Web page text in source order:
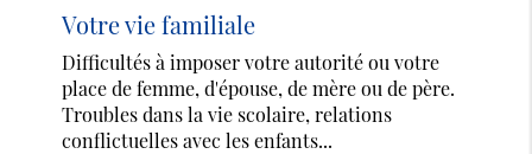
Votre vie familiale
Difficultés à imposer votre autorité ou votre
place de femme, d'épouse, de mère ou de père.
Troubles dans la vie scolaire, relations
conflictuelles avec les enfants...